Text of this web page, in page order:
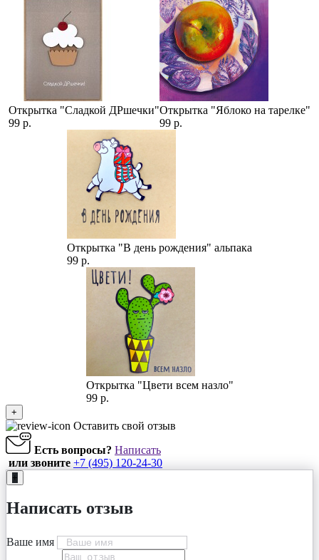
Открытка "Сладкой ДРшечки"
99 р.
Открытка "Яблоко на тарелке"
99 р.
Открытка "В день рождения" альпака
99 р.
Открытка "Цвети всем назло"
99 р.
+
Оставить свой отзыв
Есть вопросы? Написать
или звоните +7 (495) 120-24-30
+
Написать отзыв
Ваше имя